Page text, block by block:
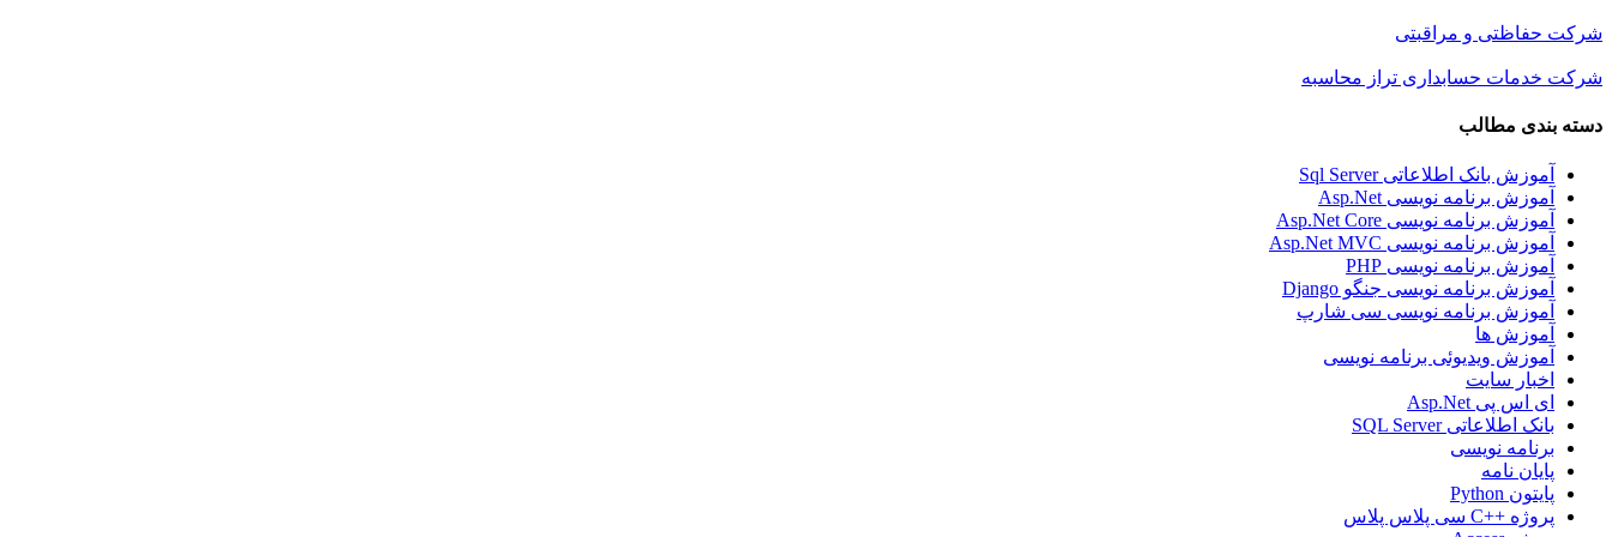
شرکت حفاظتی و مراقبتی
شرکت خدمات حسابداری تراز محاسبه
دسته بندی مطالب
آموزش بانک اطلاعاتی Sql Server
آموزش برنامه نویسی Asp.Net
آموزش برنامه نویسی Asp.Net Core
آموزش برنامه نویسی Asp.Net MVC
آموزش برنامه نویسی PHP
آموزش برنامه نویسی جنگو Django
آموزش برنامه نویسی سی شارپ
آموزش ها
آموزش ویدیوئی برنامه نویسی
اخبار سایت
ای اس پی Asp.Net
بانک اطلاعاتی SQL Server
برنامه نویسی
پایان نامه
پایتون Python
پروژه ++C سی پلاس پلاس